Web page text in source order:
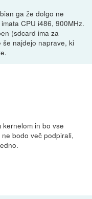
ga že dolgo ne
CPU i486, 900MHz.
(sdcard ima za
še najdejo naprave, ki
in bo vse
bodo več podpirali,